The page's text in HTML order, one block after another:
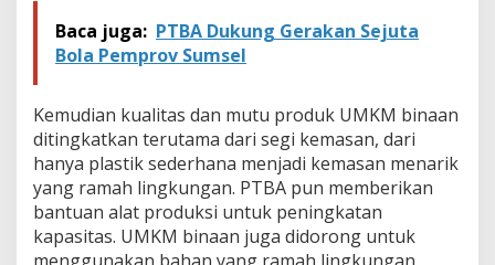
Baca juga: PTBA Dukung Gerakan Sejuta
Bola Pemprov Sumsel
Kemudian kualitas dan mutu produk UMKM binaan
ditingkatkan terutama dari segi kemasan, dari
hanya plastik sederhana menjadi kemasan menarik
yang ramah lingkungan. PTBA pun memberikan
bantuan alat produksi untuk peningkatan
kapasitas. UMKM binaan juga didorong untuk